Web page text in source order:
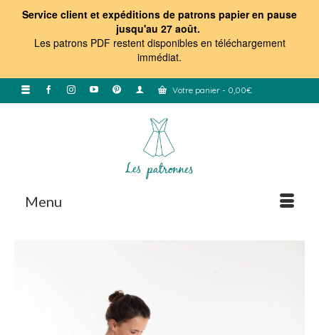
Service client et expéditions de patrons papier en pause
jusqu'au 27 août.
Les patrons PDF restent disponibles en téléchargement
immédiat.
Votre panier - 0,00€
Menu